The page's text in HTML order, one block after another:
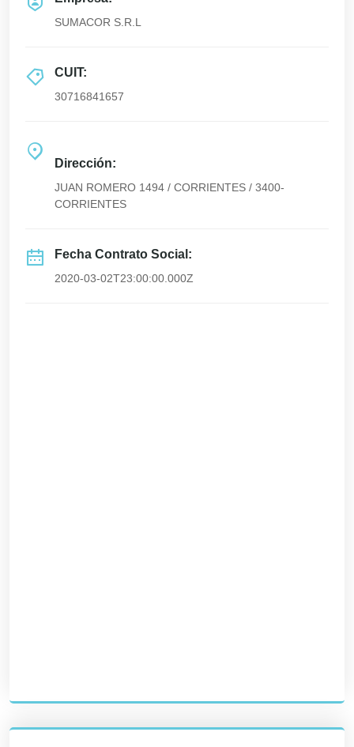
SUMACOR S.R.L
CUIT:
30716841657
Dirección:
JUAN ROMERO 1494 / CORRIENTES / 3400-
CORRIENTES
Fecha Contrato Social:
2020-03-02T23:00:00.000Z